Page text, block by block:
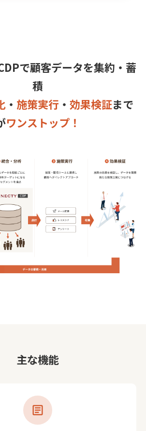
で顧客データを集約・蓄
積
・ 施策実行 ・ 効果検証まで
ワンストップ！
主な機能
article